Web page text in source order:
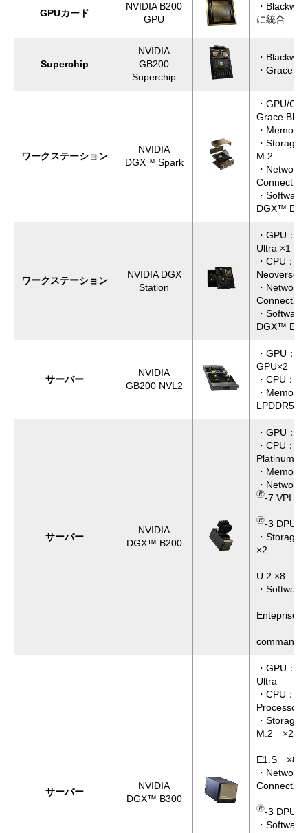
GPUカード
NVIDIA B200
GPU
・
に統合
Superchip
NVIDIA
GB200
Superchip
・
・Grace
ワークステーション
NVIDIA
DGX™ Spark
・GPU/
Grace
・Memory
・Storage
M.2
・Network
ConnectX
・
DGX™
ワークステーション
NVIDIA DGX
Station
・GPU：
Ultra ×1
・CPU：
Neoverse
・Network
ConnectX
・
DGX™
サーバー
NVIDIA
GB200 NVL2
・GPU：
GPU×2
・CPU：
・Memory
LPDDR5X
サーバー
NVIDIA
DGX™ B200
・GPU：
・CPU：
Platinum
・Memory
・Network
🄬-7 VPI ×4
🄬-3 DPU
・Storage
×2
U.2 ×8
・
Enteprise
サーバー
NVIDIA
DGX™ B300
・GPU：
Ultra
・CPU：
Processor
・Storage
M.2 ×2
E1.S ×8
・Network
ConnectX
🄬-3 DPU
・